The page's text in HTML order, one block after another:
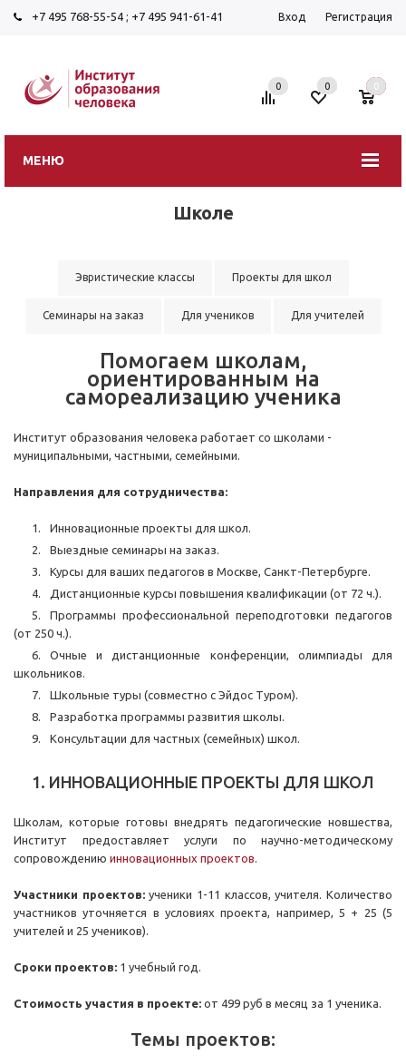
+7 495 768-55-54 ; +7 495 941-61-41 Вход Регистрация
МЕНЮ
0 0 0
Школе
Эвристические классы Проекты для школ
Семинары на заказ Для учеников Для учителей
Помогаем школам,
ориентированным на
самореализацию ученика
Институт образования человека работает со школами -
муниципальными, частными, семейными.
Направления для сотрудничества:
Инновационные проекты для школ.
Выездные семинары на заказ.
Курсы для ваших педагогов в Москве, Санкт-Петербурге.
Дистанционные курсы повышения квалификации (от 72 ч.).
Программы профессиональной переподготовки педагогов
(от 250 ч.).
Очные и дистанционные конференции, олимпиады для
школьников.
Школьные туры (совместно с Эйдос Туром).
Разработка программы развития школы.
Консультации для частных (семейных) школ.
1. ИННОВАЦИОННЫЕ ПРОЕКТЫ ДЛЯ ШКОЛ
Школам, которые готовы внедрять педагогические новшества,
Институт предоставляет услуги по научно-методическому
сопровождению инновационных проектов.
Участники проектов:ученики 1-11 классов, учителя. Количество
участников уточняется в условиях проекта, например, 5 + 25 (5
учителей и 25 учеников).
Сроки проектов: 1 учебный год.
Стоимость участия в проекте: от 499 руб в месяц за 1 ученика.
Темы проектов: